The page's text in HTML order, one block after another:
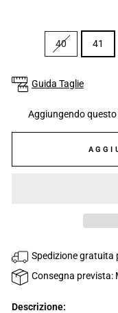
40 41
Guida Taglie
Aggiungendo questo
Spedizione gratuita
Consegna prevista:
Descrizione: